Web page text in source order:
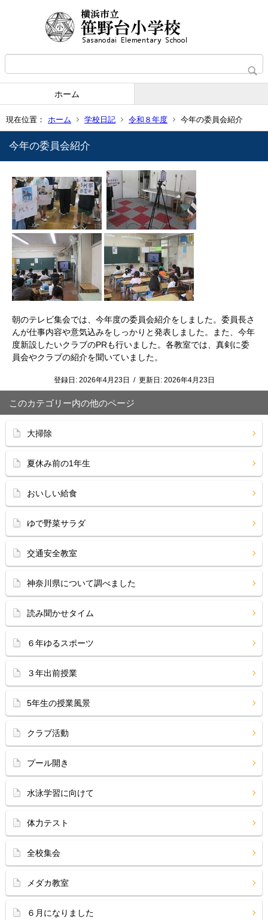
ホーム
現在位置： ホーム 学校日記 令和８年度 今年の委員会紹介
今年の委員会紹介
朝のテレビ集会では、今年度の委員会紹介をしました。委員長さ
んが仕事内容や意気込みをしっかりと発表しました。また、今年
度新設したいクラブのPRも行いました。各教室では、真剣に委
員会やクラブの紹介を聞いていました。
登録日: 2026年4月23日 / 更新日: 2026年4月23日
このカテゴリー内の他のページ
大掃除
夏休み前の1年生
おいしい給食
ゆで野菜サラダ
交通安全教室
神奈川県について調べました
読み聞かせタイム
６年ゆるスポーツ
３年出前授業
5年生の授業風景
クラブ活動
プール開き
水泳学習に向けて
体力テスト
全校集会
メダカ教室
６月になりました